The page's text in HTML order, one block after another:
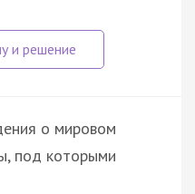
о мировом
под которыми